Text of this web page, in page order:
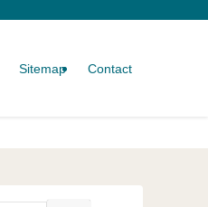
Sitemap Contact